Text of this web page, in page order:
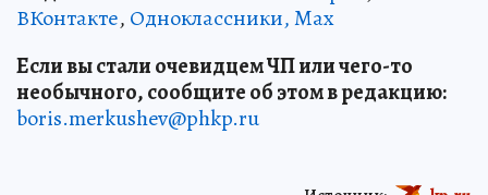
ВКонтакте, Одноклассники,Max
Если вы стали очевидцем ЧП или чего-то
необычного, сообщите об этом в редакцию:
boris.merkushev@phkp.ru